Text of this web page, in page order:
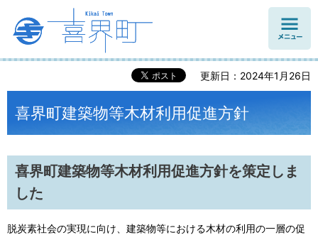
更新日：2024年1月26日
喜界町建築物等木材利用促進方針
喜界町建築物等木材利用促進方針を策定しま
した
脱炭素社会の実現に向け、建築物等における木材の利用の一層の促